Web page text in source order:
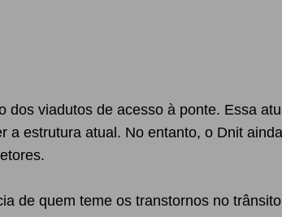
viadutos de acesso à ponte. Essa
estrutura atual. No entanto, o Dnit
de quem teme os transtornos no